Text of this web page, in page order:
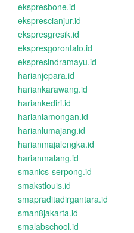
ekspresbone.id
eksprescianjur.id
ekspresgresik.id
ekspresgorontalo.id
ekspresindramayu.id
harianjepara.id
hariankarawang.id
hariankediri.id
harianlamongan.id
harianlumajang.id
harianmajalengka.id
harianmalang.id
smanics-serpong.id
smakstlouis.id
smapraditadirgantara.id
sman8jakarta.id
smalabschool.id